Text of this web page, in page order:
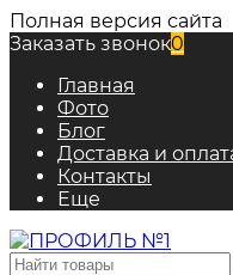
Полная версия сайта
Заказать звонок0
Главная
Фото
Блог
Доставка и
Контакты
Еще